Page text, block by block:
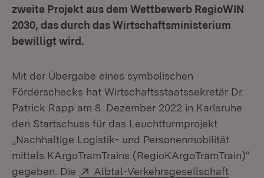
zweite Projekt aus dem Wettbewerb RegioWIN
2030, das durch das Wirtschaftsministerium
bewilligt wird.
Mit der Übergabe eines symbolischen
Förderschecks hat Wirtschaftsstaatssekretär Dr.
Patrick Rapp am 8. Dezember 2022 in Karlsruhe
den Startschuss für das Leuchtturmprojekt
„Nachhaltige Logistik- und Personenmobilität
mittels KArgoTramTrains (RegioKArgoTramTrain)“
gegeben. Die
Extern:
Albtal-Verkehrsgesellschaft